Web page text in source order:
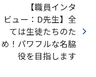
【職員インタ
ビュー：D先生】全
ては生徒たちのた
め！パワフルな名脇
役を目指します